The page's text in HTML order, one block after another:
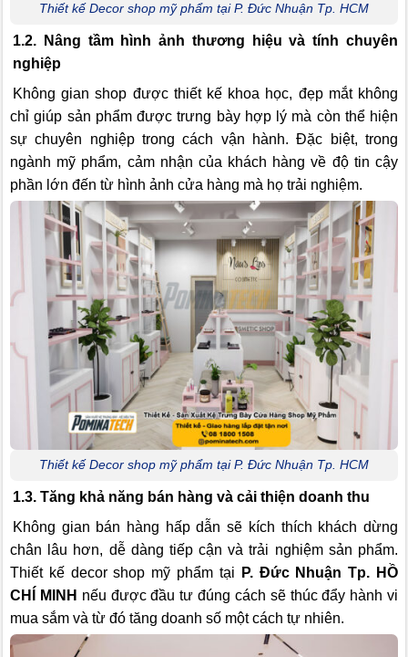
Thiết kế Decor shop mỹ phẩm tại P. Đức Nhuận Tp. HCM
1.2. Nâng tầm hình ảnh thương hiệu và tính chuyên
nghiệp
Không gian shop được thiết kế khoa học, đẹp mắt không
chỉ giúp sản phẩm được trưng bày hợp lý mà còn thể hiện
sự chuyên nghiệp trong cách vận hành. Đặc biệt, trong
ngành mỹ phẩm, cảm nhận của khách hàng về độ tin cậy
phần lớn đến từ hình ảnh cửa hàng mà họ trải nghiệm.
Thiết kế Decor shop mỹ phẩm tại P. Đức Nhuận Tp. HCM
1.3. Tăng khả năng bán hàng và cải thiện doanh thu
Không gian bán hàng hấp dẫn sẽ kích thích khách dừng
chân lâu hơn, dễ dàng tiếp cận và trải nghiệm sản phẩm.
Thiết kế decor shop mỹ phẩm tại
P. Đức Nhuận Tp. HỒ
CHÍ MINH nếu được đầu tư đúng cách sẽ thúc đẩy hành vi
mua sắm và từ đó tăng doanh số một cách tự nhiên.